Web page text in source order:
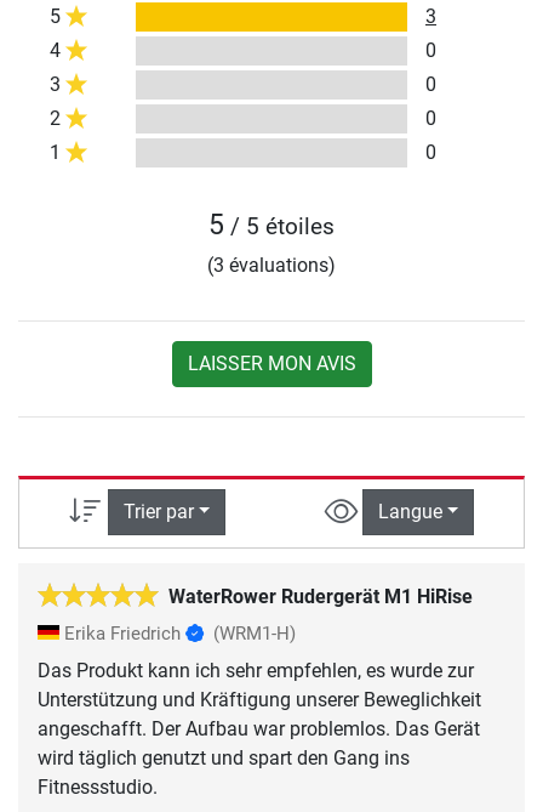
5
3
4
0
3
0
2
0
1
0
5 / 5 étoiles
(3 évaluations)
LAISSER MON AVIS
Trier par Langue
WaterRower Rudergerät M1 HiRise
Erika Friedrich (WRM1-H)
Das Produkt kann ich sehr empfehlen, es wurde zur
Unterstützung und Kräftigung unserer Beweglichkeit
angeschafft. Der Aufbau war problemlos. Das Gerät
wird täglich genutzt und spart den Gang ins
Fitnessstudio.